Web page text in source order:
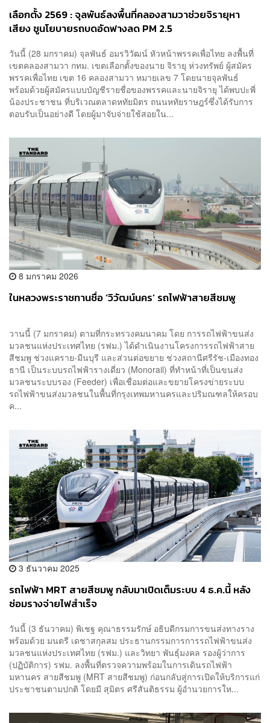
เลือกตั้ง 2569 : จุลพันธ์ลงพื้นที่คลองสามวาช่วยจิรายุหา
เสียง ชูนโยบายรถบดอัดฟางลด PM 2.5
​วันนี้ (28 มกราคม) จุลพันธ์ อมรวิวัฒน์ หัวหน้าพรรคเพื่อไทย ลงพื้นที่
เขตคลองสามวา กทม. เขตเลือกตั้งของนาย จิรายุ ห่วงทรัพย์ ผู้สมัคร
พรรคเพื่อไทย เขต 16 คลองสามวา หมายเลข 7 โดยนายจุลพันธ์
พร้อมด้วยผู้สมัครแบบบัญชีรายชื่อของพรรคและนายจิรายุ ได้พบปะพี่
น้องประชาชน ที่บริเวณตลาดหทัยมิตร ถนนหทัยราษฎร์ซึ่งได้รับการ
ตอบรับเป็นอย่างดี โดยผู้มาจับจ่ายใช้สอยใน...
8 มกราคม 2026
ในหลวงพระราชทานชื่อ ‘วิวัฒน์นคร’ รถไฟฟ้าสายสีชมพู
วานนี้ (7 มกราคม) ตามที่กระทรวงคมนาคม โดย การรถไฟฟ้าขนส่ง
มวลชนแห่งประเทศไทย (รฟม.) ได้ดำเนินงานโครงการรถไฟฟ้าสาย
สีชมพู ช่วงแคราย-มีนบุรี และส่วนต่อขยาย ช่วงสถานีศรีรัช-เมืองทอง
ธานี เป็นระบบรถไฟฟ้ารางเดี่ยว (Monorail) ที่ทำหน้าที่เป็นขนส่ง
มวลชนระบบรอง (Feeder) เพื่อเชื่อมต่อและขยายโครงข่ายระบบ
รถไฟฟ้าขนส่งมวลชนในพื้นที่กรุงเทพมหานครและปริมณฑลให้ครอบ
ค...
3 ธันวาคม 2025
รถไฟฟ้า MRT สายสีชมพู กลับมาเปิดเต็มระบบ 4 ธ.ค.นี้ หลัง
ซ่อมรางจ่ายไฟสำเร็จ
วันนี้ (3 ธันวาคม) พิเชฐ คุณาธรรมรักษ์ อธิบดีกรมการขนส่งทางราง
พร้อมด้วย มนตรี เดชาสกุลสม ประธานกรรมการการรถไฟฟ้าขนส่ง
มวลชนแห่งประเทศไทย (รฟม.) และวิทยา พันธุ์มงคล รองผู้ว่าการ
(ปฏิบัติการ) รฟม. ลงพื้นที่ตรวจความพร้อมในการเดินรถไฟฟ้า
มหานคร สายสีชมพู (MRT สายสีชมพู) ก่อนกลับสู่การเปิดให้บริการแก่
ประชาชนตามปกติ โดยมี สุมิตร ศรีสันติธรรม ผู้อำนวยการให...